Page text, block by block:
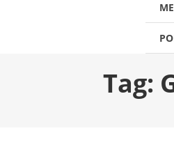
Tag: